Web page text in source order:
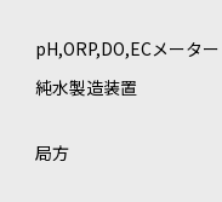
pH,ORP,DO,ECメーター
純水製造装置
局方